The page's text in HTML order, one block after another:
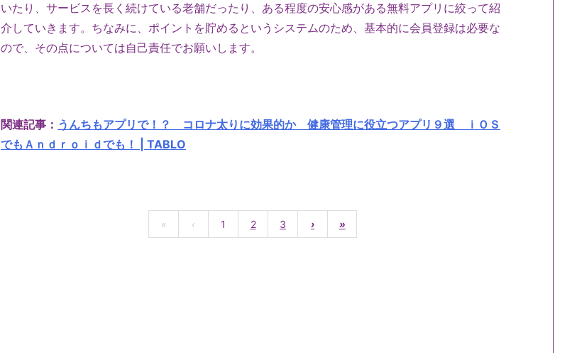
いたり、サービスを長く続けている老舗だったり、ある程度の安心感がある無料アプリに絞って紹
介していきます。ちなみに、ポイントを貯めるというシステムのため、基本的に会員登録は必要な
ので、その点については自己責任でお願いします。
関連記事： うんちもアプリで！？ コロナ太りに効果的か 健康管理に役立つアプリ９選 ｉＯＳ
でもＡｎｄｒｏｉｄでも！ | TABLO
« ‹ 1 2 3 › »